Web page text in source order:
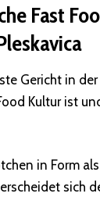
Fast
Gericht in der
Kultur ist
in Form
sich